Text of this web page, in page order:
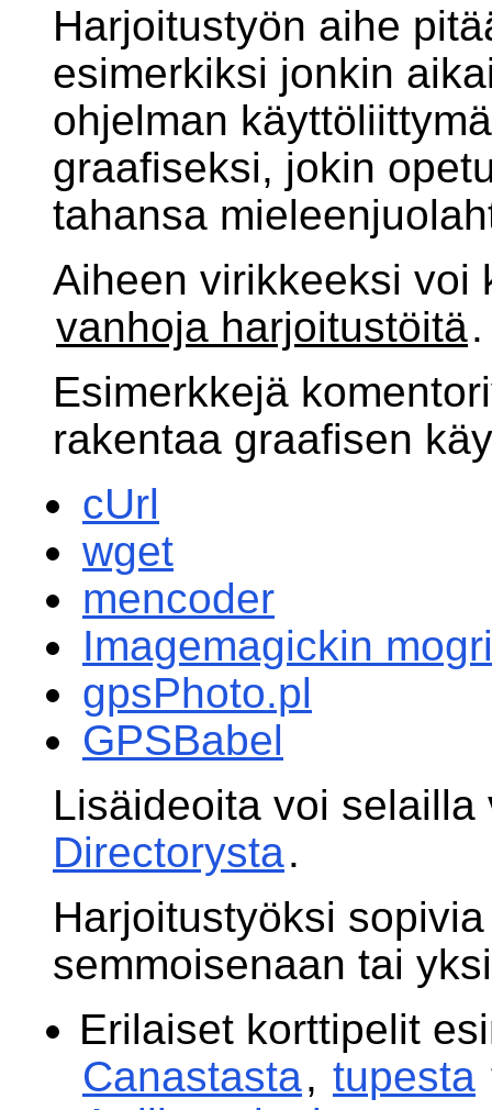
Harjoitustyön aihe
esimerkiksi jonkin
ohjelman
graafiseksi, jokin
tahansa
Aiheen virikkeeksi voi
vanhoja harjoitustöitä.
Esimerkkejä
rakentaa graafisen
cUrl
wget
mencoder
Imagemagickin
gpsPhoto.pl
GPSBabel
Lisäideoita voi
Directorysta.
Harjoitustyöksi
semmoisenaan tai
Erilaiset korttipelit
Canastasta, tupesta